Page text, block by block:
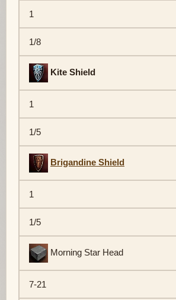
1
1/8
Kite Shield
1
1/5
Brigandine Shield
1
1/5
Morning Star Head
7-21